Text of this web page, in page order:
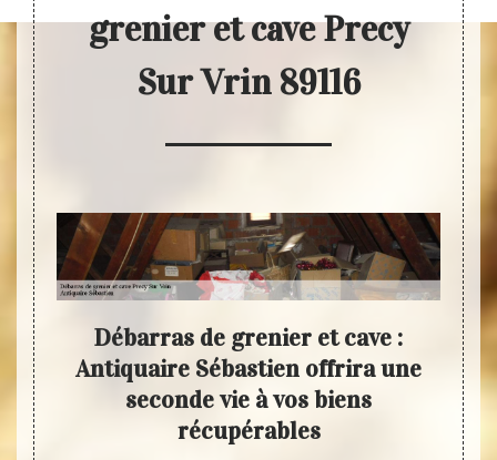
grenier et cave Precy
Sur Vrin 89116
Débarras de grenier et cave :
Antiquaire Sébastien offrira une
seconde vie à vos biens
récupérables
Si